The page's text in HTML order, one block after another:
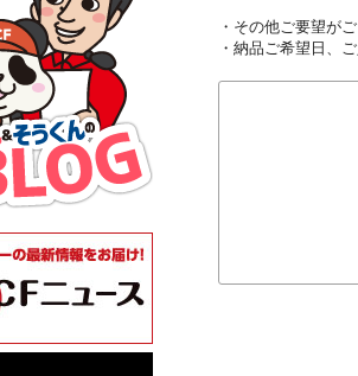
・その他ご要望が
・納品ご希望日、